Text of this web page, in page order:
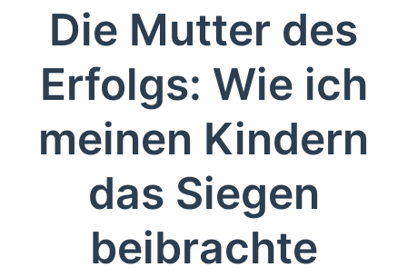
Die Mutter des
Erfolgs: Wie ich
meinen Kindern
das Siegen
beibrachte